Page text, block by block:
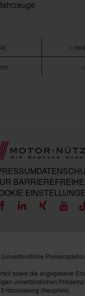
///
sowie die angegebene
unverbindlichen
(Neupreis).